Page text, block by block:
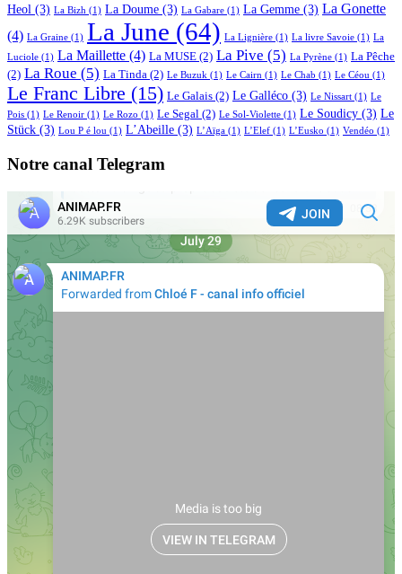
Heol (3) La Bizh (1) La Doume (3) La Gabare (1) La Gemme (3) La Gonette
(4) La Graine (1) La June (64) La Lignière (1) La livre Savoie (1) La
Luciole (1) La Maillette (4) La MUSE (2) La Pive (5) La Pyrène (1) La Pêche
(2) La Roue (5) La Tinda (2) Le Buzuk (1) Le Cairn (1) Le Chab (1) Le Céou (1)
Le Franc Libre (15) Le Galais (2) Le Galléco (3) Le Nissart (1) Le
Pois (1) Le Renoir (1) Le Rozo (1) Le Segal (2) Le Sol-Violette (1) Le Soudicy (3) Le
Stück (3) Lou P é lou (1) L’Abeille (3) L’Aïga (1) L’Elef (1) L’Eusko (1) Vendéo (1)
Notre canal Telegram